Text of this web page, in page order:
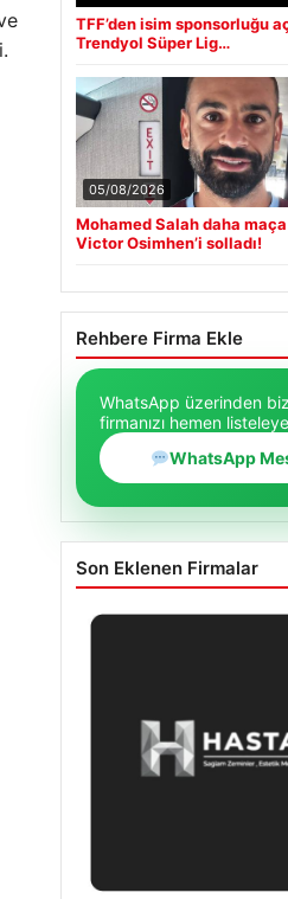
TFF’den isim sponsorluğu
Trendyol Süper Lig…
05/08/2026
Mohamed Salah daha
Victor Osimhen’i solladı!
Rehbere Firma Ekle
WhatsApp üzerinden
firmanızı hemen
WhatsApp
Son Eklenen Firmalar